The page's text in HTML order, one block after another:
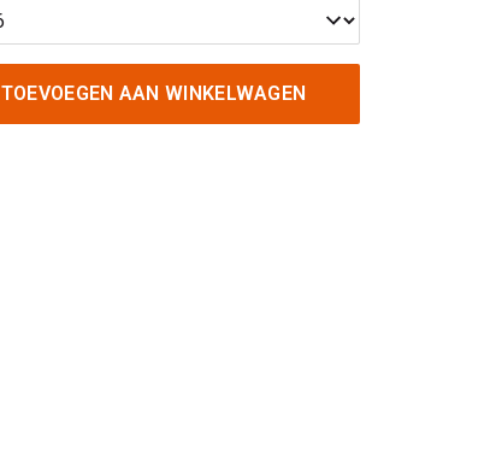
TOEVOEGEN AAN WINKELWAGEN